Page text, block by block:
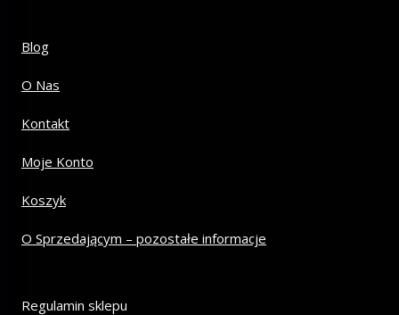
Blog
O Nas
Kontakt
Moje Konto
Koszyk
O Sprzedającym – pozostałe informacje
Regulamin sklepu